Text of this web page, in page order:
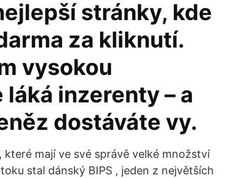
stránky, kde
za kliknutí.
vysokou
inzerenty – a
dostáváte vy.
mají ve své správě velké množství
stal dánský BIPS , jeden z největších